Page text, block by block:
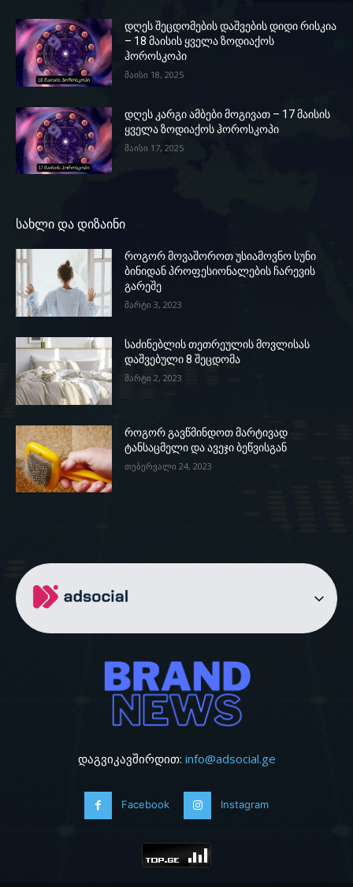
დღეს შეცდომების დაშვების დიდი რისკია
– 18 მაისის ყველა ზოდიაქოს
ჰოროსკოპი
მაისი 18, 2025
დღეს კარგი ამბები მოგივათ – 17 მაისის
ყველა ზოდიაქოს ჰოროსკოპი
მაისი 17, 2025
სახლი და დიზაინი
როგორ მოვაშოროთ უსიამოვნო სუნი
ბინიდან პროფესიონალების ჩარევის
გარეშე
მარტი 3, 2023
საძინებლის თეთრეულის მოვლისას
დაშვებული 8 შეცდომა
მარტი 2, 2023
როგორ გავწმინდოთ მარტივად
ტანსაცმელი და ავეჯი ბეწვისგან
თებერვალი 24, 2023
დაგვიკავშირდით: info@adsocial.ge
Facebook Instagram